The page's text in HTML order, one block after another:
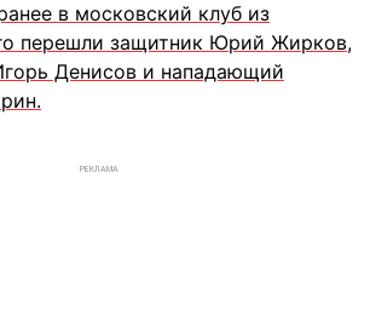
в московский клуб из
перешли защитник Юрий Жирков,
Денисов и нападающий
РЕКЛАМА